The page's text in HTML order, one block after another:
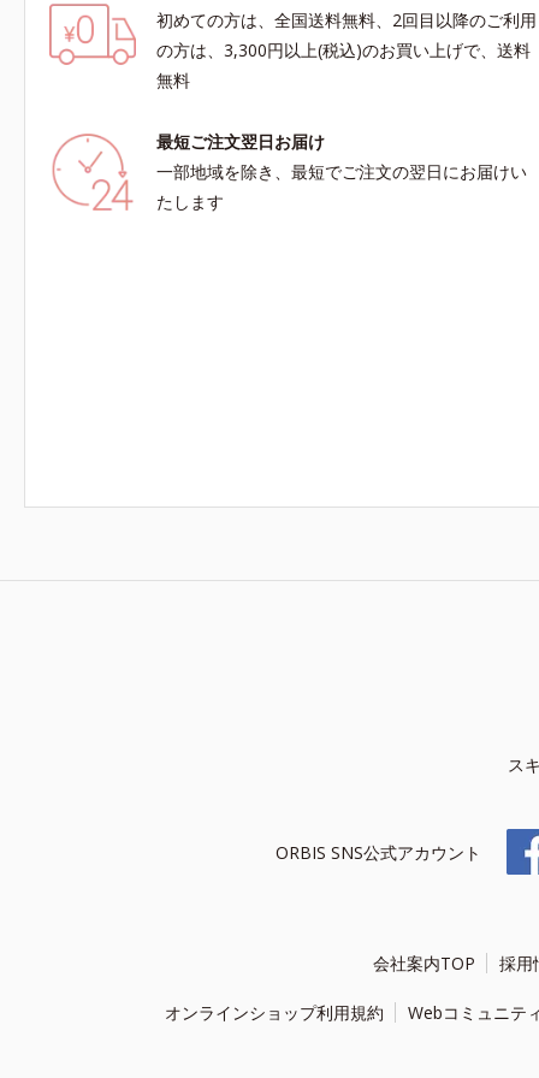
初めての方は、全国送料無料、2回目以降のご利用
の方は、3,300円以上(税込)のお買い上げで、送料
無料
最短ご注文翌日お届け
一部地域を除き、最短でご注文の翌日にお届けい
たします
ス
ORBIS SNS公式アカウント
会社案内TOP 採用
オンラインショップ利用規約 Webコミュニテ